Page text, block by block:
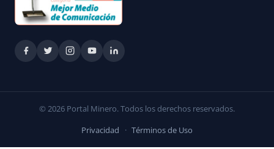
© 2026 Portal Minero. Todos los derechos reservados.
Privacidad · Términos de Uso